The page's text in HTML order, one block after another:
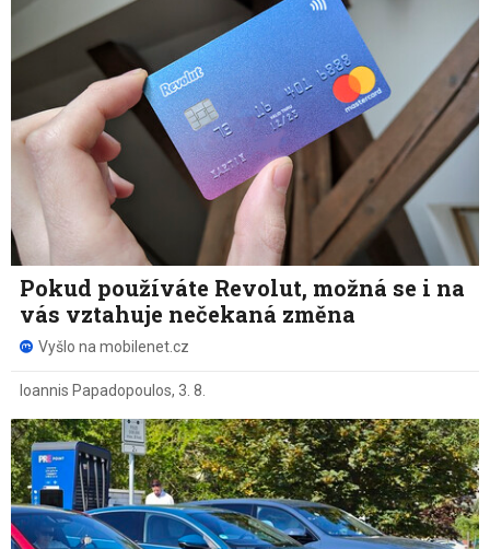
Pokud používáte Revolut, možná se i na
vás vztahuje nečekaná změna
Vyšlo na mobilenet.cz
Ioannis Papadopoulos, 3. 8.